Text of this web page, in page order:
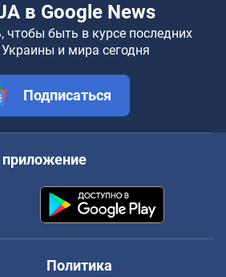
в Google News
чтобы быть в курсе последних
Украины и мира сегодня
Подписаться
Политика